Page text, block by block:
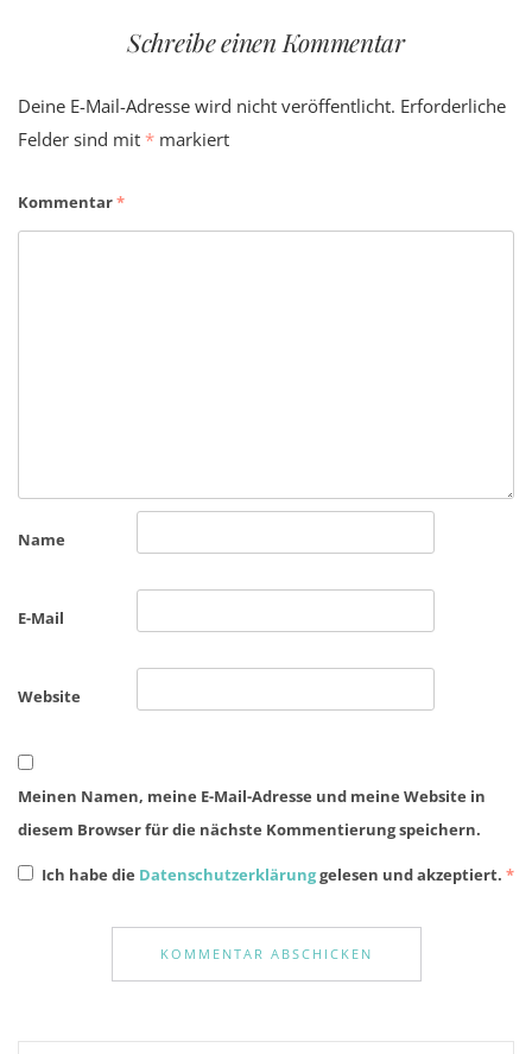
Schreibe einen Kommentar
Deine E-Mail-Adresse wird nicht veröffentlicht. Erforderliche
Felder sind mit * markiert
Kommentar*
Name
E-Mail
Website
Meinen Namen, meine E-Mail-Adresse und meine Website in
diesem Browser für die nächste Kommentierung speichern.
Ich habe die Datenschutzerklärunggelesen und akzeptiert. *